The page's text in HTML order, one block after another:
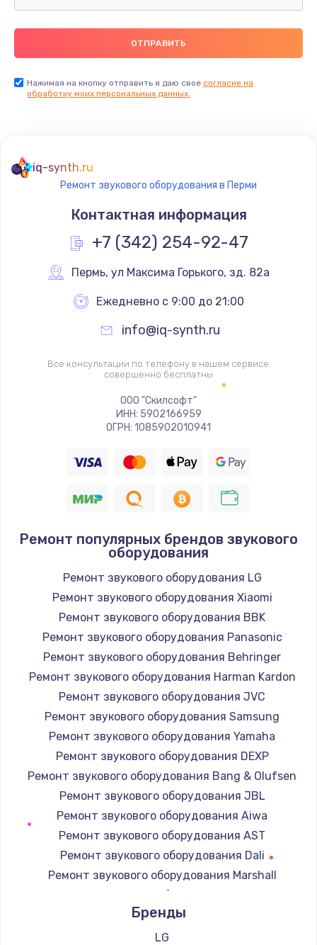
Нажимая на кнопку отправить я даю свое согласие на
обработку моих персональных данных.
iq-synth.ru
Ремонт звукового оборудования в Перми
Контактная информация
+7 (342) 254-92-47
Пермь, ул Максима Горького, зд. 82а
Ежедневно с 9:00 до 21:00
info@iq-synth.ru
Все консультации по телефону в нашем сервисе
совершенно бесплатны
ООО "Скилсофт"
ИНН: 5902166959
ОГРН: 1085902010941
Ремонт популярных брендов звукового
оборудования
Ремонт звукового оборудования LG
Ремонт звукового оборудования Xiaomi
Ремонт звукового оборудования BBK
Ремонт звукового оборудования Panasonic
Ремонт звукового оборудования Behringer
Ремонт звукового оборудования Harman Kardon
Ремонт звукового оборудования JVC
Ремонт звукового оборудования Samsung
Ремонт звукового оборудования Yamaha
Ремонт звукового оборудования DEXP
Ремонт звукового оборудования Bang & Olufsen
Ремонт звукового оборудования JBL
Ремонт звукового оборудования Aiwa
Ремонт звукового оборудования AST
Ремонт звукового оборудования Dali
Ремонт звукового оборудования Marshall
Ремонт звукового оборудования Supra
Бренды
LG